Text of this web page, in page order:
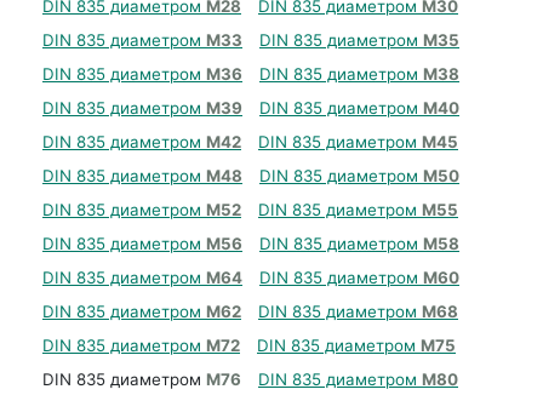
DIN 835 диаметром М28 DIN 835 диаметром М30
DIN 835 диаметром М33 DIN 835 диаметром М35
DIN 835 диаметром М36 DIN 835 диаметром М38
DIN 835 диаметром М39 DIN 835 диаметром М40
DIN 835 диаметром М42 DIN 835 диаметром М45
DIN 835 диаметром М48 DIN 835 диаметром М50
DIN 835 диаметром М52 DIN 835 диаметром М55
DIN 835 диаметром М56 DIN 835 диаметром М58
DIN 835 диаметром М64 DIN 835 диаметром М60
DIN 835 диаметром М62 DIN 835 диаметром М68
DIN 835 диаметром М72 DIN 835 диаметром М75
DIN 835 диаметром М76 DIN 835 диаметром М80